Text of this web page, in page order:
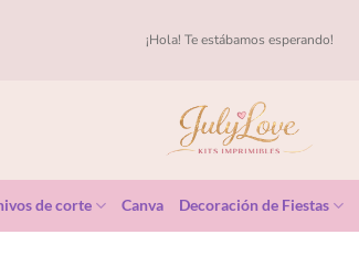
¡Hola! Te estábamos esperando!
de corte Canva Decoración de Fiestas